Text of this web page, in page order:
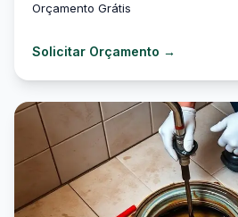
Orçamento Grátis
Solicitar Orçamento →